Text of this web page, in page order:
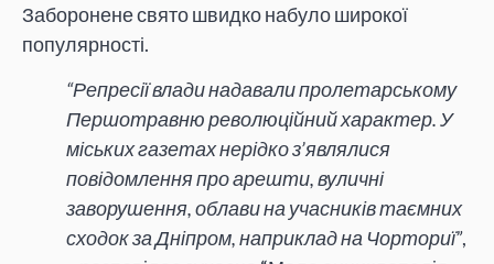
Заборонене свято швидко набуло широкої
популярності.
“Репресії влади надавали пролетарському
Першотравню революційний характер. У
міських газетах нерідко з’являлися
повідомлення про арешти, вуличні
заворушення, облави на учасників таємних
сходок за Дніпром, наприклад на Чорториї”,